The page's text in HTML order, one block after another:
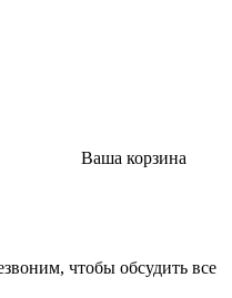
Ваша корзина
чтобы обсудить все